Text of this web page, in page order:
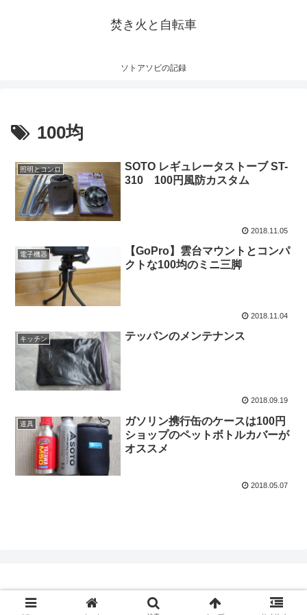
焚き火と自転車
ソトアソビの記録
100均
照明とコンロ
SOTO レギュレータストーブ ST-
310 100円風防カスタム
2018.11.05
電子機器
【GoPro】雲台マウントとコンパ
クトな100均のミニ三脚
2018.11.04
キッチン テッパンのメンテナンス
2018.09.19
道具
ガソリン携行缶のケースは100円
ショップのペットボトルカバーが
オススメ
2018.05.07
Copyright © 2017-2026 焚き火と自転車 All Rights Reserved.